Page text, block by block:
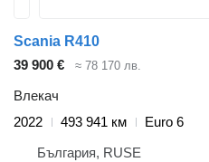
Scania R410
39 900 €
≈ 78 170 лв.
Влекач
2022
493 941 км
Euro 6
България, RUSE